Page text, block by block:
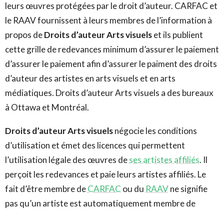
leurs œuvres protégées par le droit d’auteur. CARFAC et
le RAAV fournissent à leurs membres de l’information à
propos deDroits d’auteur Arts visuelset ils publient
cette grille de redevances minimum d’assurer le paiement
d’assurer le paiement afin d’assurer le paiment des droits
d’auteur des artistes en arts visuels et en arts
médiatiques. Droits d’auteur Arts visuels a des bureaux
à Ottawa et Montréal.
Droits d’auteur Arts visuelsnégocie les conditions
d’utilisation et émet des licences qui permettent
l’utilisation légale des œuvres deses artistes affiliés. Il
perçoit les redevances et paie leurs artistes affiliés. Le
fait d’être membre deCARFAC ou du RAAVne signifie
pas qu’un artiste est automatiquement membre de